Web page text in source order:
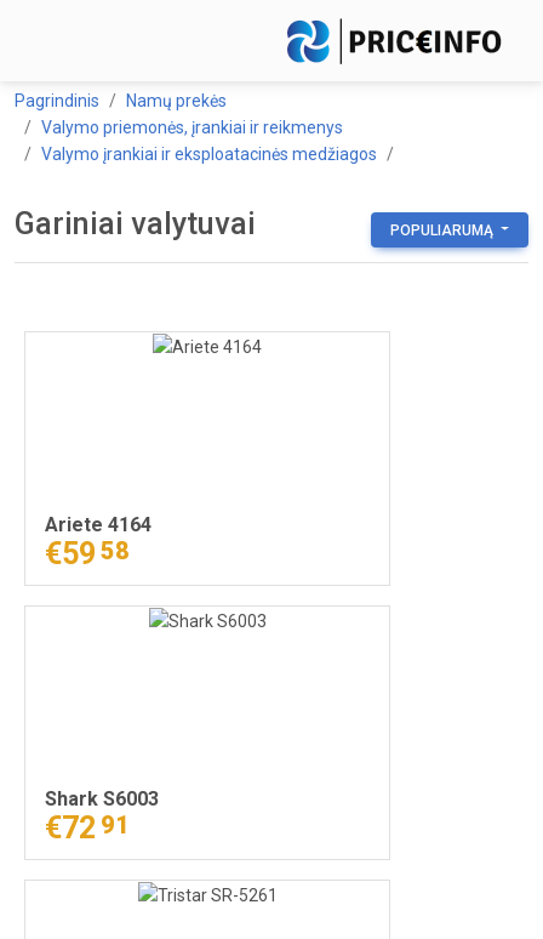
Pagrindinis
Namų prekės
Valymo priemonės, įrankiai ir reikmenys
Valymo įrankiai ir eksploatacinės medžiagos
Gariniai valytuvai POPULIARUMĄ
Ariete 4164
€59 58
Shark S6003
€72 91